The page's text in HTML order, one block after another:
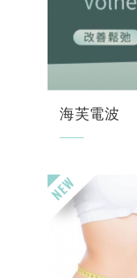
海芙電波
新選擇】
2023年金鐘獎
場焦點！在《
的演技備受
下金鐘...